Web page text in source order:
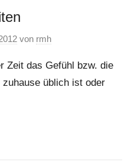
von rmh
Zeit das Gefühl bzw. die
üblich ist oder